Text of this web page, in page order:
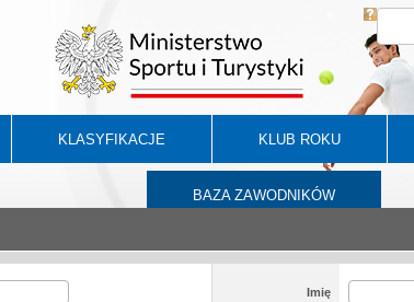
KLASYFIKACJE KLUB ROKU
BAZA ZAWODNIKÓW
Imię